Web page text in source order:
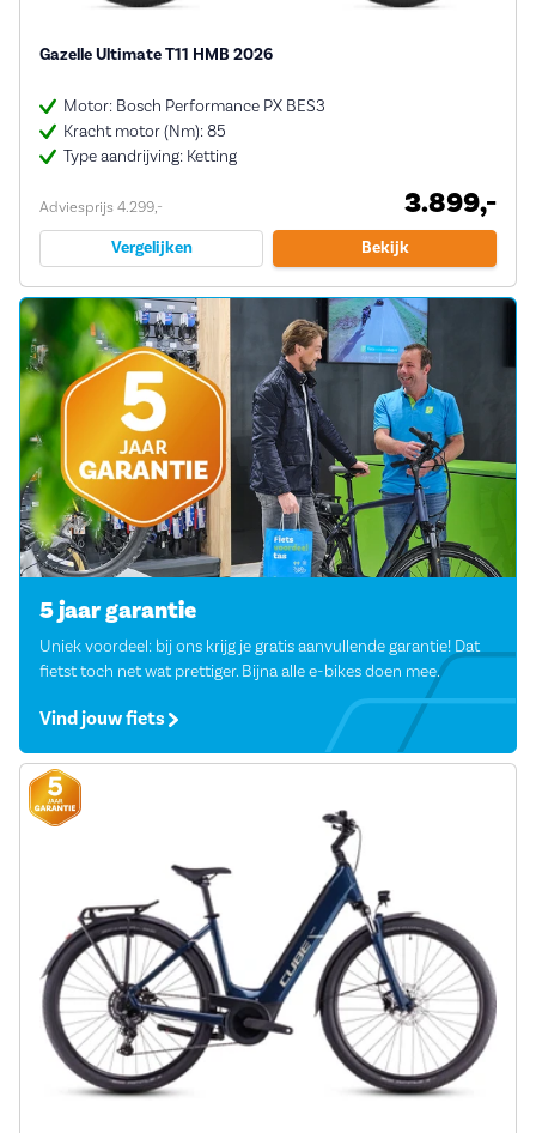
Gazelle Ultimate T11 HMB 2026
Motor: Bosch Performance PX BES3
Kracht motor (Nm): 85
Type aandrijving: Ketting
Adviesprijs 4.299,- 3.899,-
Vergelijken Bekijk
5 jaar garantie
Uniek voordeel: bij ons krijg je gratis aanvullende garantie! Dat
fietst toch net wat prettiger. Bijna alle e-bikes doen mee.
Vind jouw fiets